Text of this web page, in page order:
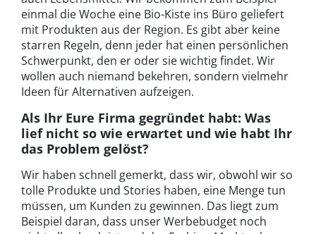
einmal die Woche eine Bio-Kiste ins Büro geliefert
mit Produkten aus der Region. Es gibt aber keine
starren Regeln, denn jeder hat einen persönlichen
Schwerpunkt, den er oder sie wichtig findet. Wir
wollen auch niemand bekehren, sondern vielmehr
Ideen für Alternativen aufzeigen.
Als Ihr Eure Firma gegründet habt: Was
lief nicht so wie erwartet und wie habt Ihr
das Problem gelöst?
Wir haben schnell gemerkt, dass wir, obwohl wir so
tolle Produkte und Stories haben, eine Menge tun
müssen, um Kunden zu gewinnen. Das liegt zum
Beispiel daran, dass unser Werbebudget noch